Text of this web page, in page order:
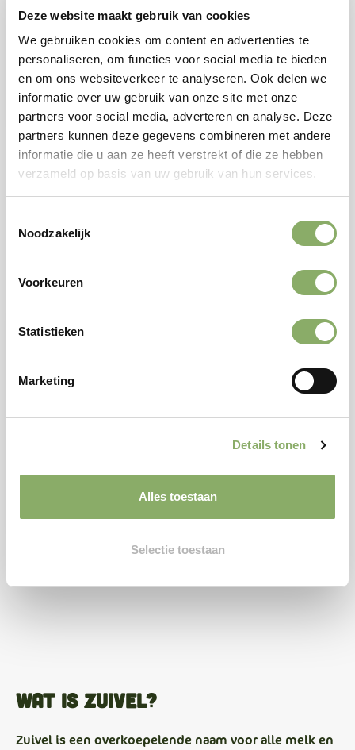
Deze website maakt gebruik van cookies
We gebruiken cookies om content en advertenties te
personaliseren, om functies voor social media te bieden
en om ons websiteverkeer te analyseren. Ook delen we
informatie over uw gebruik van onze site met onze
partners voor social media, adverteren en analyse. Deze
partners kunnen deze gegevens combineren met andere
informatie die u aan ze heeft verstrekt of die ze hebben
verzameld op basis van uw gebruik van hun services.
Noodzakelijk
Voorkeuren
Statistieken
Marketing
Details tonen
Alles toestaan
Selectie toestaan
koeien)
2,78
Bekijken
grasgevoerde
koeien)
15,50
Bekijken
VLEES ZONDER STREKEN
GEKOELD
Wat is zuivel?
Zuivel is een overkoepelende naam voor alle melk en